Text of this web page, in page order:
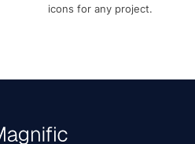
icons for any project.